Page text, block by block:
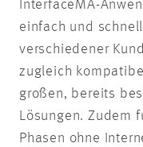
InterfaceMA-
einfach und
verschiedener
zugleich
großen, bereits
Lösungen. Zudem
Phasen ohne